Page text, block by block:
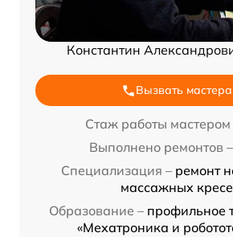
Константин
Вызвать мастера
Стаж работы мастером
Выполнено ремонтов –
Специализация – ремонт
массажных
Образование – профильное
«Мехатроника и